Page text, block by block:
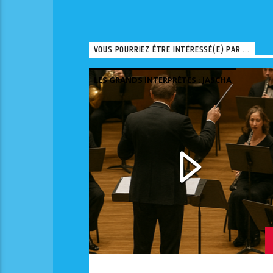
VOUS POURRIEZ ÊTRE INTÉRESSÉ(E) PAR ...
LES GRANDS INTERPRÈTES : JASCHA
TOSCHA MISHA ET QUELQUES
AUTRES.